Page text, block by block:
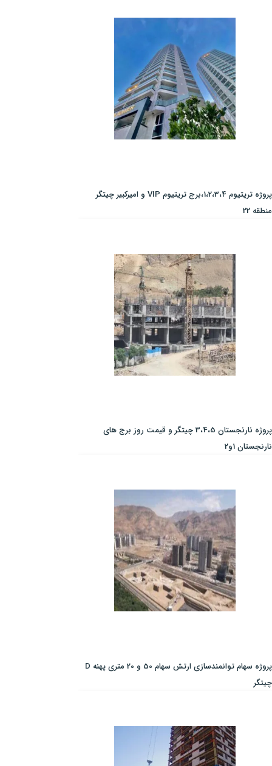
پروژه تریتیوم 1،2،3،4،برج تریتیوم VIP و امیرکبیر چیتگر
منطقه 22
پروژه نارنجستان 3،4،5 چیتگر و قیمت روز برج های
نارنجستان 1و2
پروژه سهام توانمندسازی ارتش سهام 50 و 20 متری پهنه D
چیتگر